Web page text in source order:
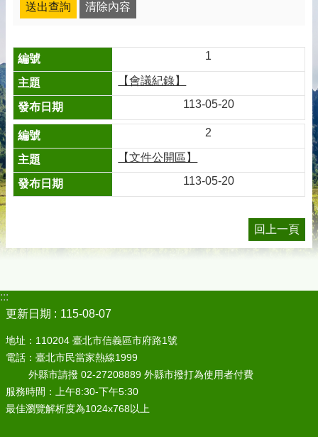
1
【會議紀錄】
113-05-20
2
【文件公開區】
113-05-20
回上一頁
:::
更新日期
115-08-07
地址：110204 臺北市信義區市府路1號
電話：臺北市民當家熱線1999
外縣市請撥 02-27208889 外縣市撥打為使用者付費
服務時間：上午8:30-下午5:30
最佳瀏覽解析度為1024x768以上